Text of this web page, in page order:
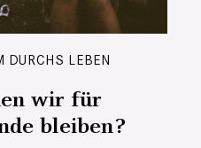
DURCHS LEBEN
wir für
bleiben?